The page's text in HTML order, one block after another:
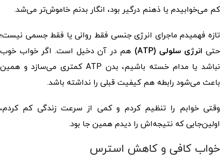
کم می‌خوابیدم یا ذهنم درگیر بود، انگار بدنم خاموش‌تر می‌شد.
تازه فهمیدم ماجرای انرژی جنسی فقط روانی یا فقط جسمی نیست؛
حتی انرژی سلولی (ATP)
هم در آن دخیل است. اگر خواب خوب
نباشد یا مدام خسته باشیم، بدن ATP کمتری می‌سازد و همین
باعث می‌شود رابطه هم کیفیت قبلی را نداشته باشد.
وقتی خوابم را تنظیم کردم و کمی از سرعت زندگی کم کردم،
اولین‌جایی که نتیجه‌اش را دیدم همین جا بود.
خواب کافی و کاهش استرس